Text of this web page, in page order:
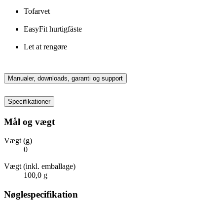
Tofarvet
EasyFit hurtigfäste
Let at rengøre
Manualer, downloads, garanti og support
Specifikationer
Mål og vægt
Vægt (g)
0
Vægt (inkl. emballage)
100,0 g
Nøglespecifikation